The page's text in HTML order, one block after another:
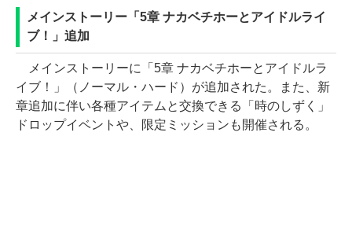
メインストーリー「5章 ナカベチホーとアイドルライ
ブ！」追加
メインストーリーに「5章 ナカベチホーとアイドルラ
イブ！」（ノーマル・ハード）が追加された。また、新
章追加に伴い各種アイテムと交換できる「時のしずく」
ドロップイベントや、限定ミッションも開催される。